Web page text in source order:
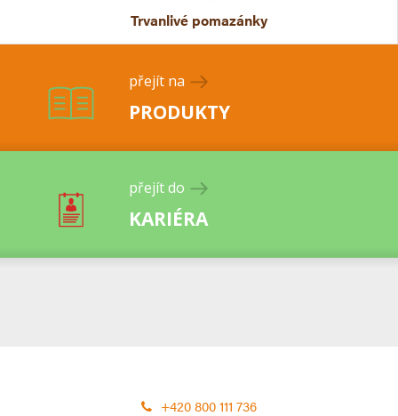
Trvanlivé pomazánky
přejít na
PRODUKTY
přejít do
KARIÉRA
+420 800 111 736